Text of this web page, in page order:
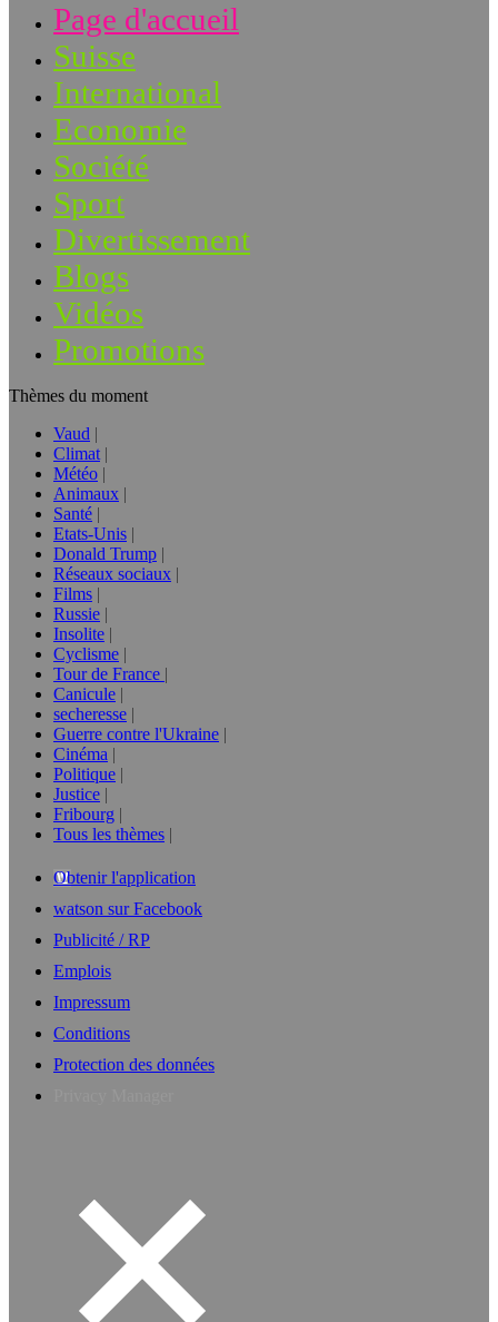
Page d'accueil
Suisse
International
Economie
Société
Sport
Divertissement
Blogs
Vidéos
Promotions
Thèmes du moment
Vaud
Climat
Météo
Animaux
Santé
Etats-Unis
Donald Trump
Réseaux sociaux
Films
Russie
Insolite
Cyclisme
Tour de France
Canicule
secheresse
Guerre contre l'Ukraine
Cinéma
Politique
Justice
Fribourg
Tous les thèmes
Obtenir l'application
watson sur Facebook
Publicité / RP
Emplois
Impressum
Conditions
Protection des données